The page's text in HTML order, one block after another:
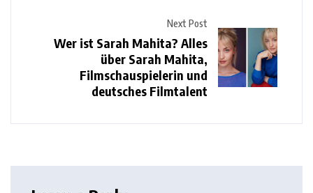
Next Post
Wer ist Sarah Mahita? Alles
über Sarah Mahita,
Filmschauspielerin und
deutsches Filmtalent